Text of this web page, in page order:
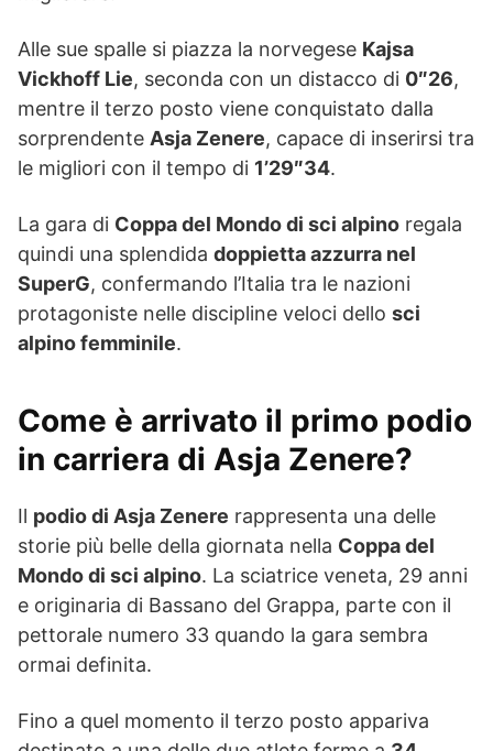
Alle sue spalle si piazza la norvegese Kajsa
Vickhoff Lie, seconda con un distacco di 0″26,
mentre il terzo posto viene conquistato dalla
sorprendente Asja Zenere, capace di inserirsi tra
le migliori con il tempo di 1’29″34.
La gara di Coppa del Mondo di sci alpino regala
quindi una splendida doppietta azzurra nel
SuperG, confermando l’Italia tra le nazioni
protagoniste nelle discipline veloci dello sci
alpino femminile.
Come è arrivato il primo podio
in carriera di Asja Zenere?
Il podio di Asja Zenere rappresenta una delle
storie più belle della giornata nella Coppa del
Mondo di sci alpino. La sciatrice veneta, 29 anni
e originaria di Bassano del Grappa, parte con il
pettorale numero 33 quando la gara sembra
ormai definita.
Fino a quel momento il terzo posto appariva